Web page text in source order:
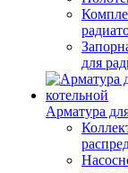
для
Арматура